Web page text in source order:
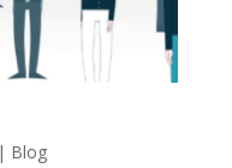
| Blog